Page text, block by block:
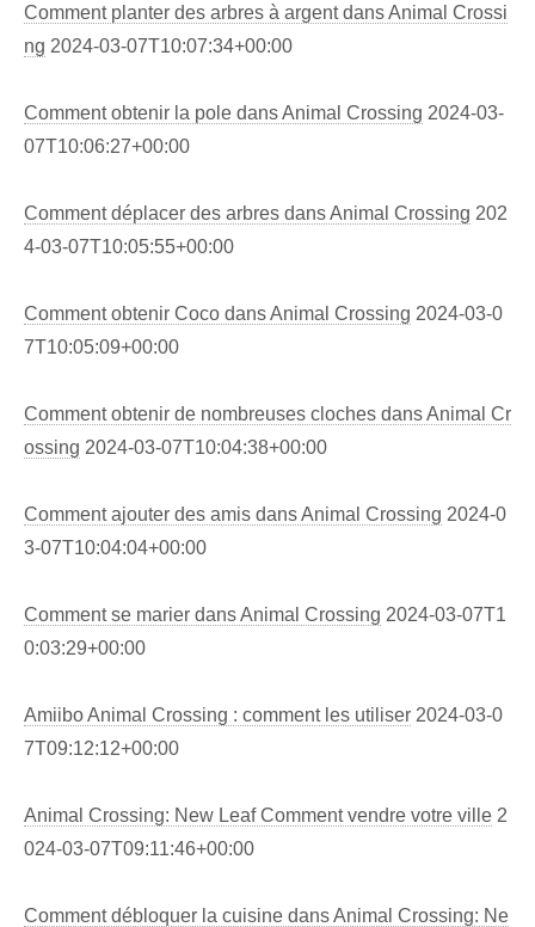
Comment planter des arbres à argent dans Animal Crossi
ng 2024-03-07T10:07:34+00:00
Comment obtenir la pole dans Animal Crossing 2024-03-
07T10:06:27+00:00
Comment déplacer des arbres dans Animal Crossing 202
4-03-07T10:05:55+00:00
Comment obtenir Coco dans Animal Crossing 2024-03-0
7T10:05:09+00:00
Comment obtenir de nombreuses cloches dans Animal Cr
ossing 2024-03-07T10:04:38+00:00
Comment ajouter des amis dans Animal Crossing 2024-0
3-07T10:04:04+00:00
Comment se marier dans Animal Crossing 2024-03-07T1
0:03:29+00:00
Amiibo Animal Crossing : comment les utiliser 2024-03-0
7T09:12:12+00:00
Animal Crossing: New Leaf Comment vendre votre ville 2
024-03-07T09:11:46+00:00
Comment débloquer la cuisine dans Animal Crossing: Ne